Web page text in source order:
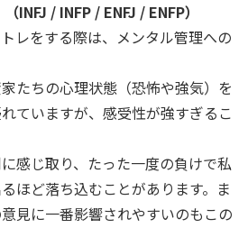
INFJ / INFP / ENFJ / ENFP）
レをする際は、メンタル管理への
たちの心理状態（恐怖や強気）を
ていますが、感受性が強すぎるこ
感じ取り、たった一度の負けで私
ほど落ち込むことがあります。ま
見に一番影響されやすいのもこの